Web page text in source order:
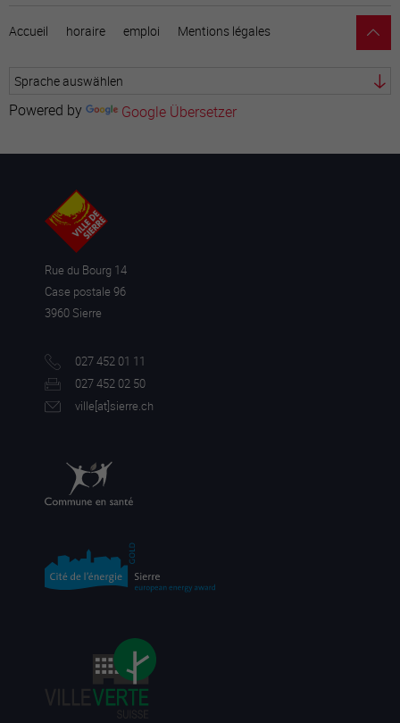
Accueil horaire emploi Mentions légales
Powered by Google Übersetzer
Rue du Bourg 14
Case postale 96
3960 Sierre
027 452 01 11
027 452 02 50
ville[at]sierre.ch